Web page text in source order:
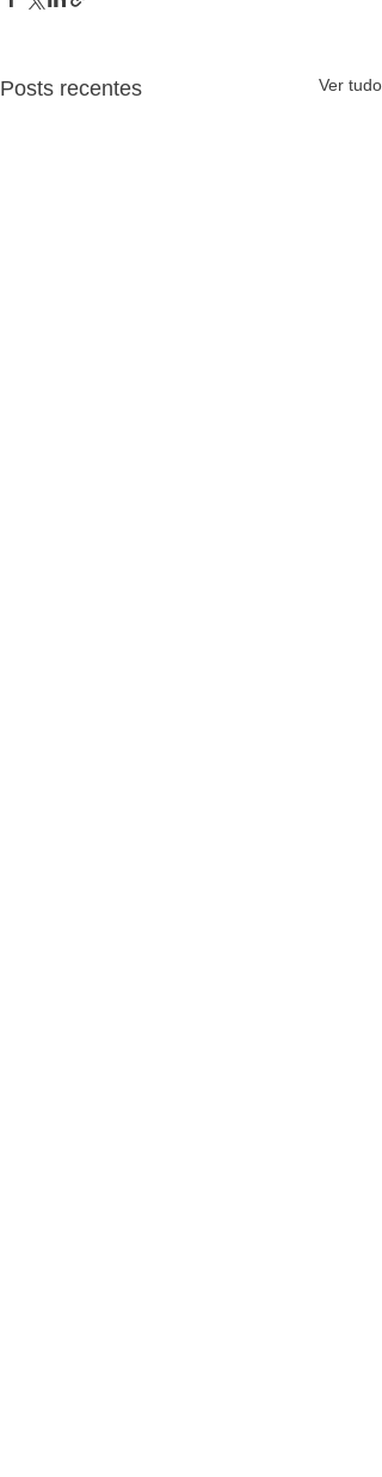
Posts recentes Ver tudo